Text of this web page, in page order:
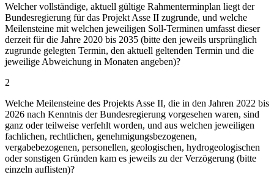
Welcher vollständige, aktuell gültige Rahmenterminplan liegt der
Bundesregierung für das Projekt Asse II zugrunde, und welche
Meilensteine mit welchen jeweiligen Soll-Terminen umfasst dieser
derzeit für die Jahre 2020 bis 2035 (bitte den jeweils ursprünglich
zugrunde gelegten Termin, den aktuell geltenden Termin und die
jeweilige Abweichung in Monaten angeben)?
2
Welche Meilensteine des Projekts Asse II, die in den Jahren 2022 bis
2026 nach Kenntnis der Bundesregierung vorgesehen waren, sind
ganz oder teilweise verfehlt worden, und aus welchen jeweiligen
fachlichen, rechtlichen, genehmigungsbezogenen,
vergabebezogenen, personellen, geologischen, hydrogeologischen
oder sonstigen Gründen kam es jeweils zu der Verzögerung (bitte
einzeln auflisten)?